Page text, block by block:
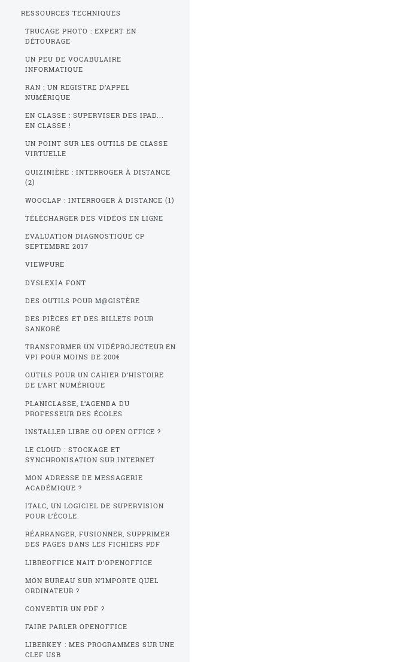
RESSOURCES TECHNIQUES
TRUCAGE PHOTO : EXPERT EN
DÉTOURAGE
UN PEU DE VOCABULAIRE
INFORMATIQUE
RAN : UN REGISTRE D’APPEL
NUMÉRIQUE
EN CLASSE : SUPERVISER DES IPAD...
EN CLASSE !
UN POINT SUR LES OUTILS DE CLASSE
VIRTUELLE
QUIZINIÈRE : INTERROGER À DISTANCE
(2)
WOOCLAP : INTERROGER À DISTANCE (1)
TÉLÉCHARGER DES VIDÉOS EN LIGNE
EVALUATION DIAGNOSTIQUE CP
SEPTEMBRE 2017
VIEWPURE
DYSLEXIA FONT
DES OUTILS POUR M@GISTÈRE
DES PIÈCES ET DES BILLETS POUR
SANKORÉ
TRANSFORMER UN VIDÉPROJECTEUR EN
VPI POUR MOINS DE 200€
OUTILS POUR UN CAHIER D’HISTOIRE
DE L’ART NUMÉRIQUE
PLANICLASSE, L’AGENDA DU
PROFESSEUR DES ÉCOLES
INSTALLER LIBRE OU OPEN OFFICE ?
LE CLOUD : STOCKAGE ET
SYNCHRONISATION SUR INTERNET
MON ADRESSE DE MESSAGERIE
ACADÉMIQUE ?
ITALC, UN LOGICIEL DE SUPERVISION
POUR L’ÉCOLE.
RÉARRANGER, FUSIONNER, SUPPRIMER
DES PAGES DANS LES FICHIERS PDF
LIBREOFFICE NAIT D’OPENOFFICE
MON BUREAU SUR N’IMPORTE QUEL
ORDINATEUR ?
CONVERTIR UN PDF ?
FAIRE PARLER OPENOFFICE
LIBERKEY : MES PROGRAMMES SUR UNE
CLEF USB